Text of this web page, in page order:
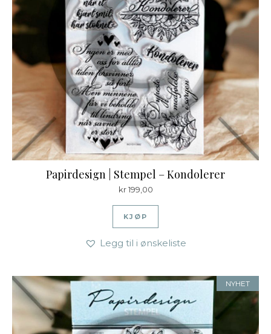
Papirdesign | Stempel – Kondolerer
kr199,00
KJØP
Legg til i ønskeliste
NYHET